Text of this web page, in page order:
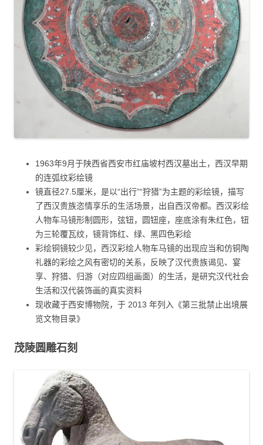
1963年9月于陕西省西安市红庙坡村西汉墓出土，西汉早期
的连弧纹彩绘镜
镜直径27.5厘米，是以“出行”“狩猎”为主题的彩绘镜，描写
了西汉贵族恣情享乐的生活场景，出自西汉帝都。西汉彩绘
人物车马镜形制圆形，弦钮，圆钮座，座底涂有朱红色，钮
为三轮覆瓦纹，镜背饰红、绿、黑四色彩绘
彩绘铜镜较少见，西汉彩绘人物车马镜的出现应当和仿铜陶
礼器的彩绘之风有密切的关系，反映了汉代贵族谒见、宴
享、狩猎、归游（对应四组画面）的生活，是研究汉代社会
生活和汉代装饰画的真实资料
现收藏于西安博物院，于 2013 年列入《第三批禁止出境展
览文物目录》
茂陵圆雕石刻